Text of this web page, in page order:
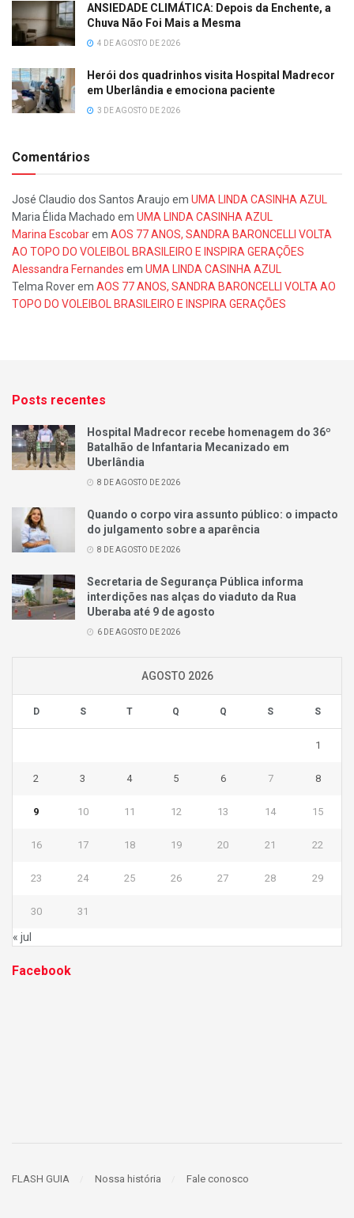
ANSIEDADE CLIMÁTICA: Depois da Enchente, a
Chuva Não Foi Mais a Mesma
4 DE AGOSTO DE 2026
Herói dos quadrinhos visita Hospital Madrecor
em Uberlândia e emociona paciente
3 DE AGOSTO DE 2026
Comentários
José Claudio dos Santos Araujo em UMA LINDA CASINHA AZUL
Maria Élida Machado em UMA LINDA CASINHA AZUL
Marina Escobarem AOS 77 ANOS, SANDRA BARONCELLI VOLTA
AO TOPO DO VOLEIBOL BRASILEIRO E INSPIRA GERAÇÕES
Alessandra Fernandes em UMA LINDA CASINHA AZUL
Telma Roverem AOS 77 ANOS, SANDRA BARONCELLI VOLTA AO
TOPO DO VOLEIBOL BRASILEIRO E INSPIRA GERAÇÕES
Posts recentes
Hospital Madrecor recebe homenagem do 36º
Batalhão de Infantaria Mecanizado em
Uberlândia
8 DE AGOSTO DE 2026
Quando o corpo vira assunto público: o impacto
do julgamento sobre a aparência
8 DE AGOSTO DE 2026
Secretaria de Segurança Pública informa
interdições nas alças do viaduto da Rua
Uberaba até 9 de agosto
6 DE AGOSTO DE 2026
AGOSTO 2026
D S T Q Q S S
1
2 3 4 5 6 7 8
9 10 11 12 13 14 15
16 17 18 19 20 21 22
23 24 25 26 27 28 29
30 31
« jul
Facebook
FLASH GUIA Nossa história Fale conosco